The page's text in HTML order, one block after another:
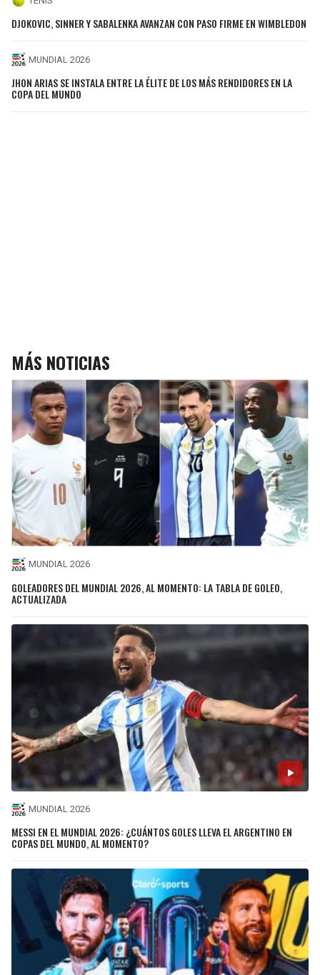
DJOKOVIC, SINNER Y SABALENKA AVANZAN CON PASO FIRME EN WIMBLEDON
MUNDIAL 2026
JHON ARIAS SE INSTALA ENTRE LA ÉLITE DE LOS MÁS RENDIDORES EN LA
COPA DEL MUNDO
MÁS NOTICIAS
MUNDIAL 2026
GOLEADORES DEL MUNDIAL 2026, AL MOMENTO: LA TABLA DE GOLEO,
ACTUALIZADA
MUNDIAL 2026
MESSI EN EL MUNDIAL 2026: ¿CUÁNTOS GOLES LLEVA EL ARGENTINO EN
COPAS DEL MUNDO, AL MOMENTO?